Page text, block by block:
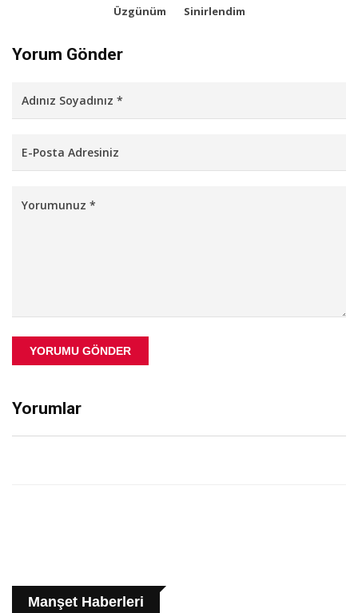
Üzgünüm Sinirlendim
Yorum Gönder
YORUMU GÖNDER
Yorumlar
Manşet Haberleri